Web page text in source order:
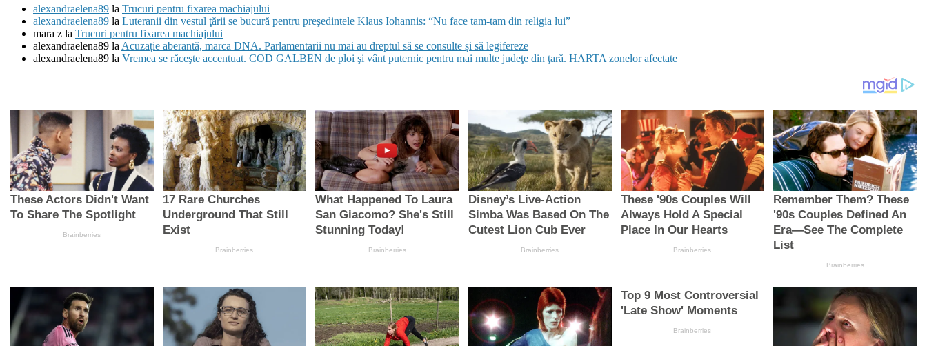
alexandraelena89 la Trucuri pentru fixarea machiajului
alexandraelena89 la Luteranii din vestul ţării se bucură pentru preşedintele Klaus Iohannis: “Nu face tam-tam din religia lui”
mara z la Trucuri pentru fixarea machiajului
alexandraelena89 la Acuzație aberantă, marca DNA. Parlamentarii nu mai au dreptul să se consulte și să legifereze
alexandraelena89 la Vremea se răceşte accentuat. COD GALBEN de ploi şi vânt puternic pentru mai multe judeţe din ţară. HARTA zonelor afectate